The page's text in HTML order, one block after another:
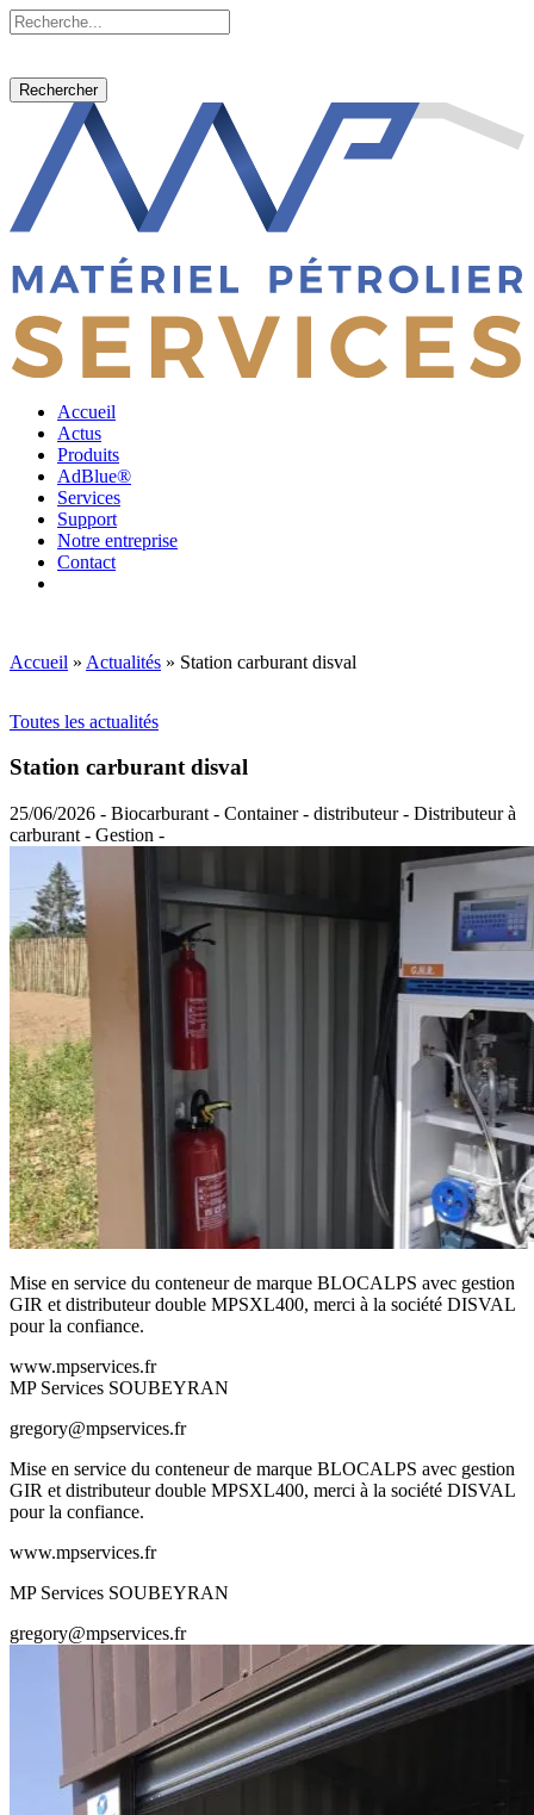
Rechercher
Accueil
Actus
Produits
AdBlue®
Services
Support
Notre entreprise
Contact
Accueil » Actualités » Station carburant disval
Toutes les actualités
Station carburant disval
25/06/2026 - Biocarburant - Container - distributeur - Distributeur à
carburant - Gestion -
Mise en service du conteneur de marque BLOCALPS avec gestion
GIR et distributeur double MPSXL400, merci à la société DISVAL
pour la confiance.
www.mpservices.fr
MP Services SOUBEYRAN
gregory@mpservices.fr
Mise en service du conteneur de marque BLOCALPS avec gestion
GIR et distributeur double MPSXL400, merci à la société DISVAL
pour la confiance.
www.mpservices.fr
MP Services SOUBEYRAN
gregory@mpservices.fr